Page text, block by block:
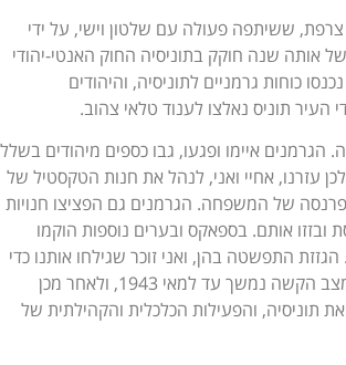
נכבשה צרפת, ששיתפה פעולה עם שלטון וישי, על ידי
אותה שנה חוקק בתוניסיה החוק האנטי-יהודי
הראשון. בשנת 1942 נכנסו כוחות גרמניים לתוניסיה, והיהודים
העיר תוניס נאלצו לענוד טלאי צהוב.
הגרמנים איימו ופגעו, גבו כספים מיהודים בשלל
עזרנו, אחיי ואני, לנהל את חנות הטקסטיל של
של המשפחה. הגרמנים גם הפציצו חנויות
ובזזו אותם. בספאקס ובערים נוספות הוקמו
התפשטה בהן, ואני זוכר שגילחו אותנו כדי
לעצור את המגפה. המצב הקשה נמשך עד למאי 1943, ולאחר מכן
תוניסיה, והפעילות הכלכלית והקהילתית של